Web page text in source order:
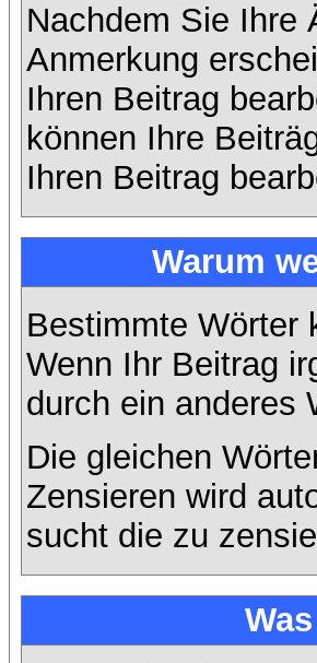
Nachdem Sie Ihre
Anmerkung
Ihren Beitrag
können Ihre
Ihren Beitrag
Warum
Bestimmte Wörter
Wenn Ihr Beitrag
durch ein anderes
Die gleichen
Zensieren wird
sucht die zu